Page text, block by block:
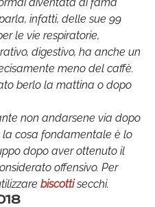
infatti, delle sue 99
le vie respiratorie,
digestivo, ha anche un
meno del caffè.
berlo la mattina o dopo
non andarsene via dopo
cosa fondamentale è lo
dopo aver ottenuto il
offensivo. Per
biscottisecchi.